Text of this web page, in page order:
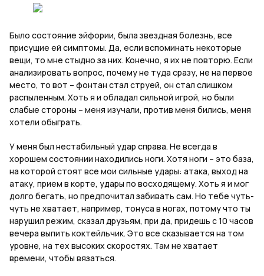
Было состояние эйфории, была звездная болезнь, все
присущие ей симптомы. Да, если вспоминать некоторые
вещи, то мне стыдно за них. Конечно, я их не повторю. Если
анализировать вопрос, почему не туда сразу, не на первое
место, то вот – фонтан стал струей, он стал слишком
распыленным. Хоть я и обладал сильной игрой, но были
слабые стороны – меня изучали, против меня бились, меня
хотели обыграть.
У меня был нестабильный удар справа. Не всегда в
хорошем состоянии находились ноги. Хотя ноги – это база,
на которой стоят все мои сильные удары: атака, выход на
атаку, прием в корте, удары по восходящему. Хоть я и мог
долго бегать, но предпочитал забивать сам. Но тебе чуть-
чуть не хватает, например, тонуса в ногах, потому что ты
нарушил режим, сказал друзьям, при да, придешь с 10 часов
вечера выпить коктейльчик. Это все сказывается на том
уровне, на тех высоких скоростях. Там не хватает
времени, чтобы вязаться.